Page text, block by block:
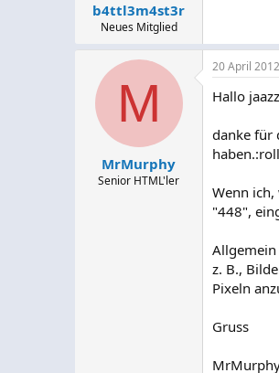
b4ttl3m4st3r
Neues Mitglied
M
MrMurphy
Senior HTML'ler
20 April 2012
Hallo
danke für
Wenn
"448",
z. B.,
Pixeln
Gruss